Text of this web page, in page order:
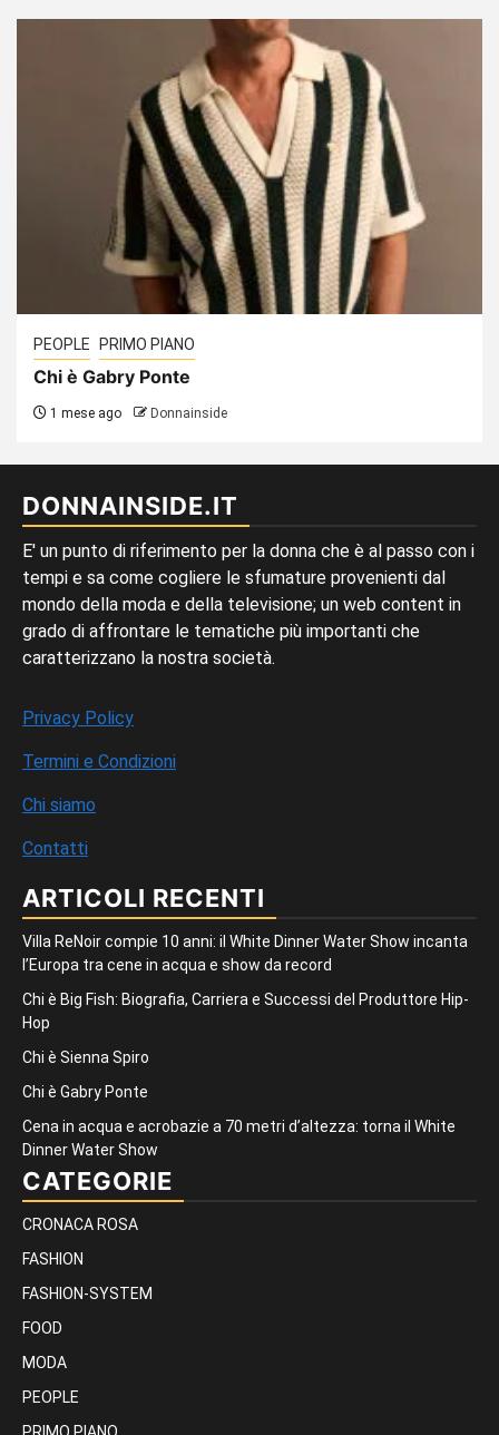
PEOPLE PRIMO PIANO
Chi è Gabry Ponte
1 mese ago Donnainside
DONNAINSIDE.IT
E' un punto di riferimento per la donna che è al passo con i
tempi e sa come cogliere le sfumature provenienti dal
mondo della moda e della televisione; un web content in
grado di affrontare le tematiche più importanti che
caratterizzano la nostra società.
Privacy Policy
Termini e Condizioni
Chi siamo
Contatti
ARTICOLI RECENTI
Villa ReNoir compie 10 anni: il White Dinner Water Show incanta
l’Europa tra cene in acqua e show da record
Chi è Big Fish: Biografia, Carriera e Successi del Produttore Hip-
Hop
Chi è Sienna Spiro
Chi è Gabry Ponte
Cena in acqua e acrobazie a 70 metri d’altezza: torna il White
Dinner Water Show
CATEGORIE
CRONACA ROSA
FASHION
FASHION-SYSTEM
FOOD
MODA
PEOPLE